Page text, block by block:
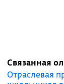
Связанная
Отраслевая